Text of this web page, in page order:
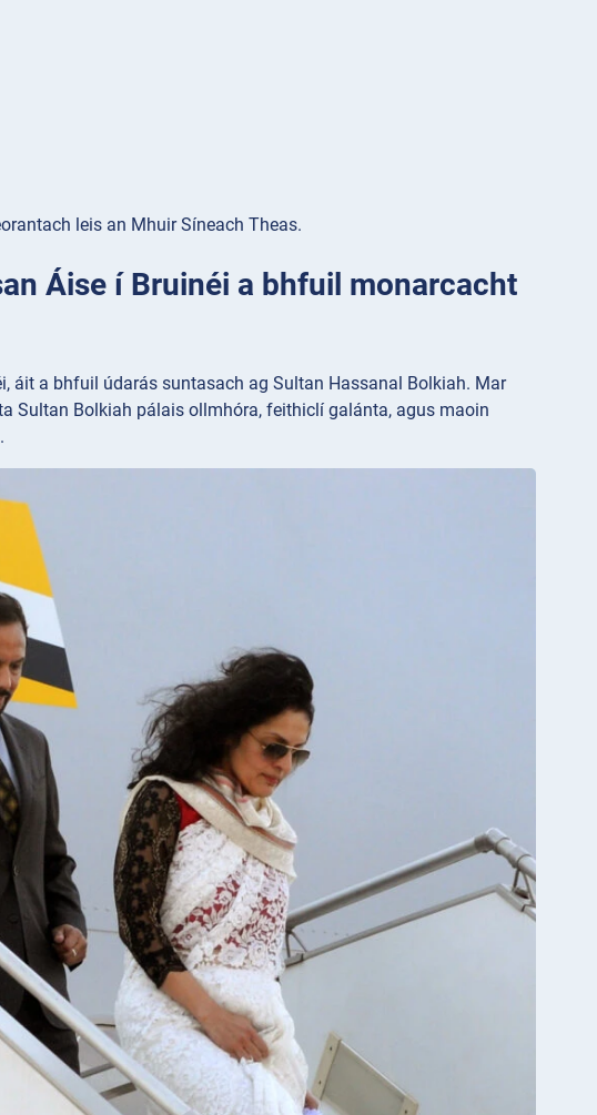
leis an Mhuir Síneach Theas.
Áise í Bruinéi a bhfuil monarcacht
áit a bhfuil údarás suntasach ag Sultan Hassanal Bolkiah. Mar
Sultan Bolkiah pálais ollmhóra, feithiclí galánta, agus maoin